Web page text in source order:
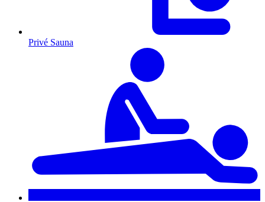
Privé Sauna